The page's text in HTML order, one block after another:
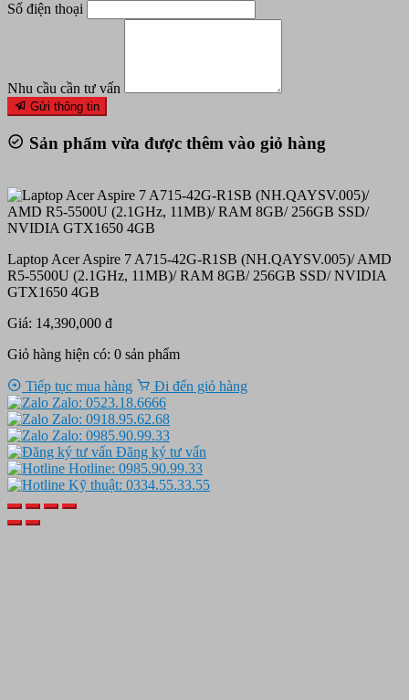
Số điện thoại
Nhu cầu cần tư vấn
Gửi thông tin
Sản phẩm vừa được thêm vào giỏ hàng
Laptop Acer Aspire 7 A715-42G-R1SB (NH.QAYSV.005)/ AMD
R5-5500U (2.1GHz, 11MB)/ RAM 8GB/ 256GB SSD/ NVIDIA
GTX1650 4GB
Giá: 14,390,000 đ
Giỏ hàng hiện có: 0 sản phẩm
Tiếp tục mua hàng
Đi đến giỏ hàng
Zalo: 0523.18.6666
Zalo: 0918.95.62.68
Zalo: 0985.90.99.33
Đăng ký tư vấn
Hotline: 0985.90.99.33
Kỹ thuật: 0334.55.33.55